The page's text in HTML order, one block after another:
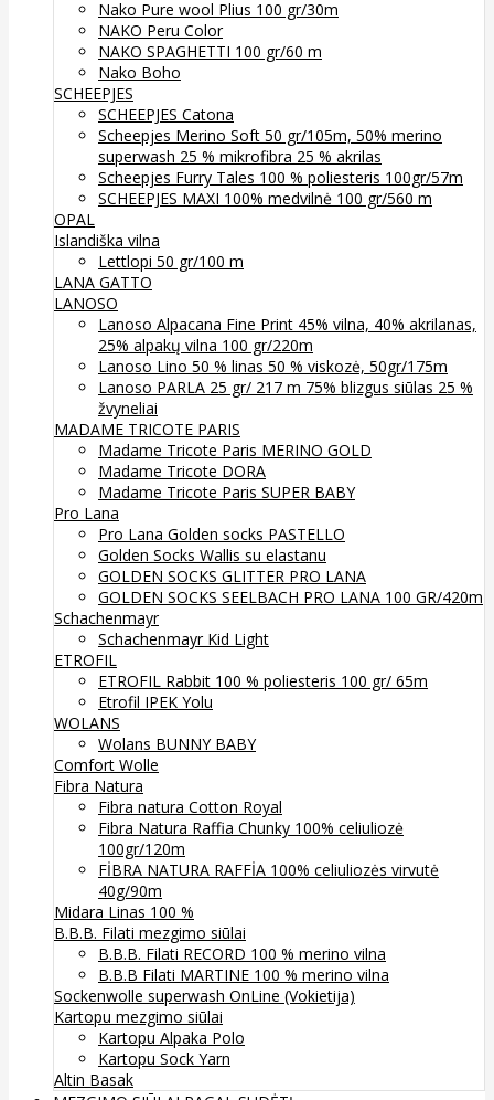
Nako Pure wool Plius 100 gr/30m
NAKO Peru Color
NAKO SPAGHETTI 100 gr/60 m
Nako Boho
SCHEEPJES
SCHEEPJES Catona
Scheepjes Merino Soft 50 gr/105m, 50% merino
superwash 25 % mikrofibra 25 % akrilas
Scheepjes Furry Tales 100 % poliesteris 100gr/57m
SCHEEPJES MAXI 100% medvilnė 100 gr/560 m
OPAL
Islandiška vilna
Lettlopi 50 gr/100 m
LANA GATTO
LANOSO
Lanoso Alpacana Fine Print 45% vilna, 40% akrilanas,
25% alpakų vilna 100 gr/220m
Lanoso Lino 50 % linas 50 % viskozė, 50gr/175m
Lanoso PARLA 25 gr/ 217 m 75% blizgus siūlas 25 %
žvyneliai
MADAME TRICOTE PARIS
Madame Tricote Paris MERINO GOLD
Madame Tricote DORA
Madame Tricote Paris SUPER BABY
Pro Lana
Pro Lana Golden socks PASTELLO
Golden Socks Wallis su elastanu
GOLDEN SOCKS GLITTER PRO LANA
GOLDEN SOCKS SEELBACH PRO LANA 100 GR/420m
Schachenmayr
Schachenmayr Kid Light
ETROFIL
ETROFIL Rabbit 100 % poliesteris 100 gr/ 65m
Etrofil IPEK Yolu
WOLANS
Wolans BUNNY BABY
Comfort Wolle
Fibra Natura
Fibra natura Cotton Royal
Fibra Natura Raffia Chunky 100% celiuliozė
100gr/120m
FİBRA NATURA RAFFİA 100% celiuliozės virvutė
40g/90m
Midara Linas 100 %
B.B.B. Filati mezgimo siūlai
B.B.B. Filati RECORD 100 % merino vilna
B.B.B Filati MARTINE 100 % merino vilna
Sockenwolle superwash OnLine (Vokietija)
Kartopu mezgimo siūlai
Kartopu Alpaka Polo
Kartopu Sock Yarn
Altin Basak